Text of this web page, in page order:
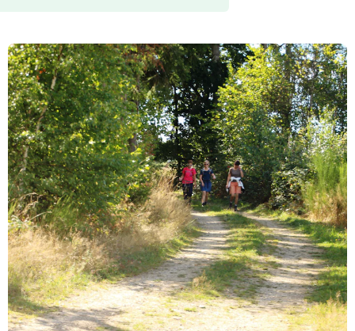
Capitale de la Bière
La Bataille des
Ardennes